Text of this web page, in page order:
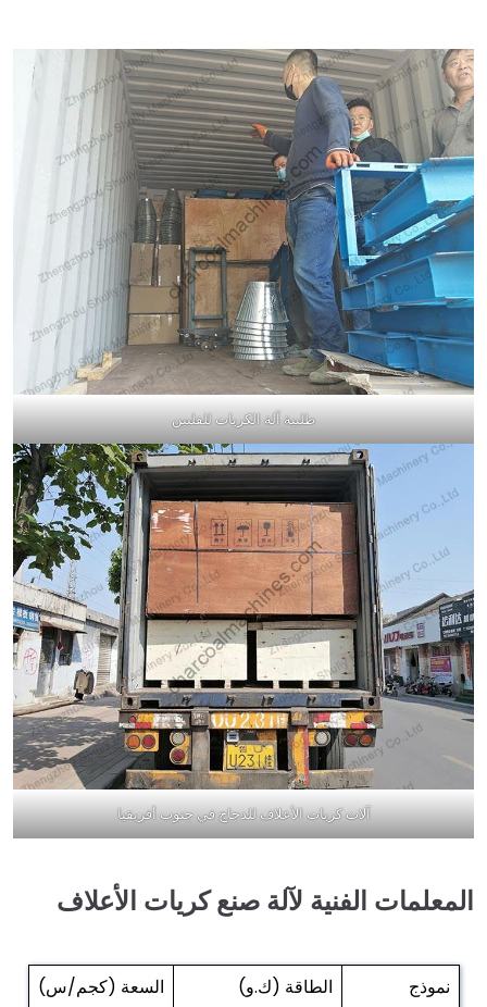
طلبية آلة الكريات للفلبين
آلات كريات الأعلاف للدجاج في جنوب أفريقيا
المعلمات الفنية لآلة صنع كريات الأعلاف
نموذج الطاقة (ك.و)
السعة (كجم/س)